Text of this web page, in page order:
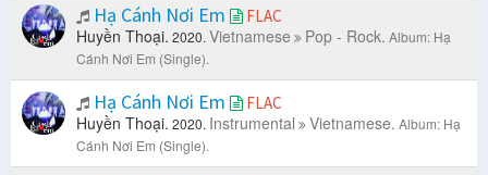
Hạ Cánh Nơi Em FLAC
Huyền Thoại. 2020. Vietnamese Pop - Rock. Album: Hạ
Cánh Nơi Em (Single).
Hạ Cánh Nơi Em FLAC
Huyền Thoại. 2020. Instrumental Vietnamese. Album: Hạ
Cánh Nơi Em (Single).